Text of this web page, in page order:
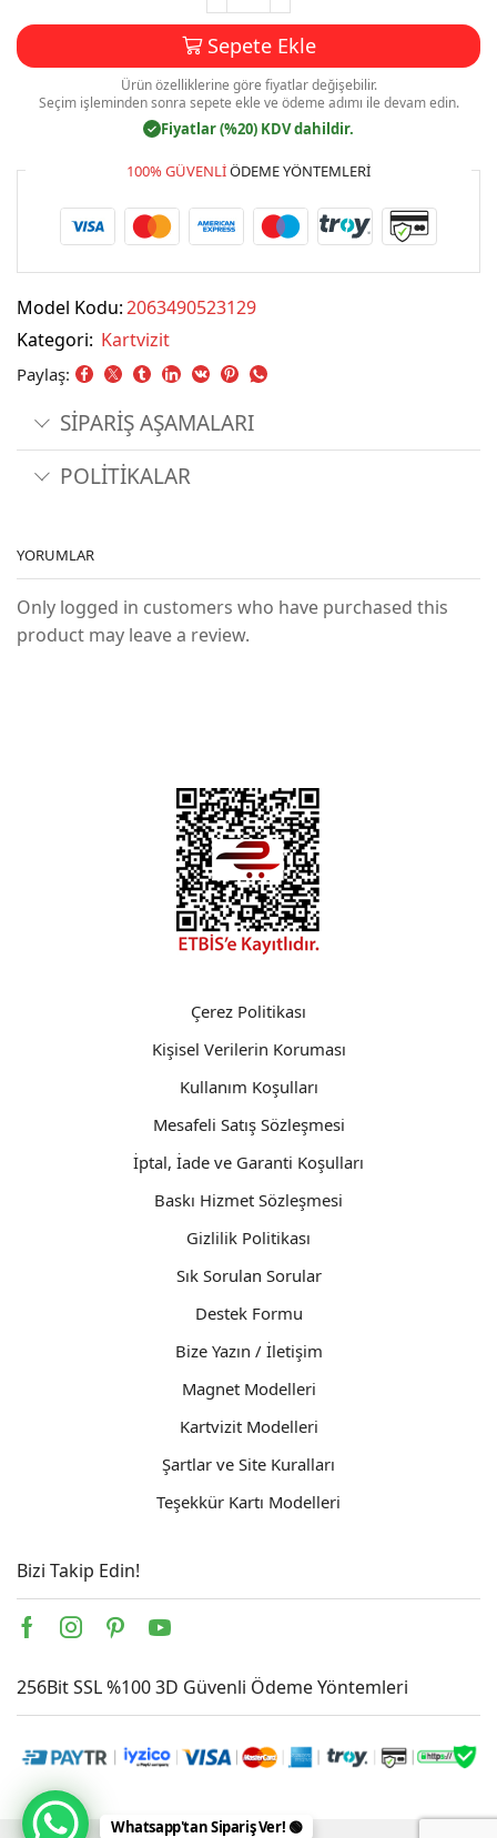
Baskı
Mdl:V0171
adet
Sepete Ekle
Ürün özelliklerine göre fiyatlar değişebilir.
Seçim işleminden sonra sepete ekle ve ödeme adımı ile devam edin.
✓ Fiyatlar (%20) KDV dahildir.
100% GÜVENLIÖDEME YÖNTEMLERI
Model Kodu:2063490523129
Kategori: Kartvizit
Paylaş:
SİPARİŞ AŞAMALARI
POLİTİKALAR
YORUMLAR
Only logged in customers who have purchased this
product may leave a review.
Çerez Politikası
Kişisel Verilerin Koruması
Kullanım Koşulları
Mesafeli Satış Sözleşmesi
İptal, İade ve Garanti Koşulları
Baskı Hizmet Sözleşmesi
Gizlilik Politikası
Sık Sorulan Sorular
Destek Formu
Bize Yazın / İletişim
Magnet Modelleri
Kartvizit Modelleri
Şartlar ve Site Kuralları
Teşekkür Kartı Modelleri
Bizi Takip Edin!
Facebook
Instagram
PinterestYoutube
256Bit SSL %100 3D Güvenli Ödeme Yöntemleri
Whatsapp'tan Sipariş Ver! 🟢